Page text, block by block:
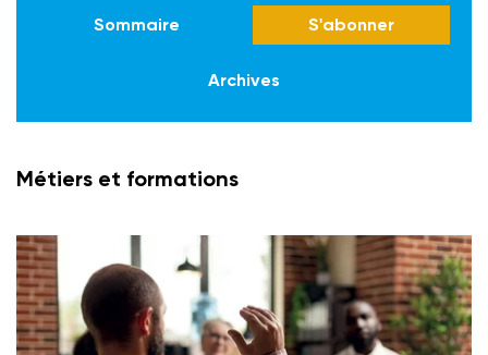
Sommaire S'abonner
Archives
Métiers et formations